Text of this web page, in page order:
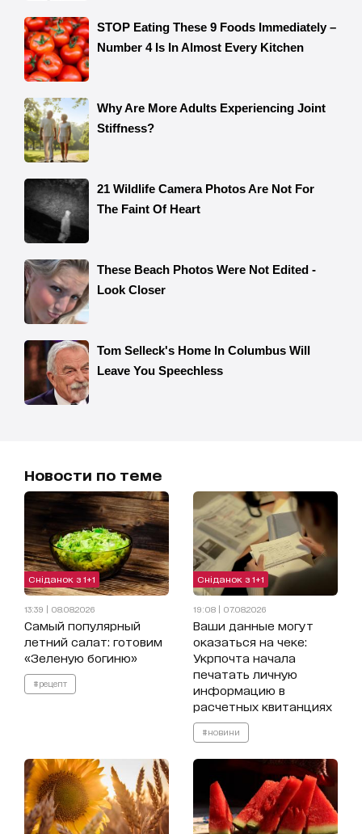
Новости по теме
Сніданок з 1+1
13:39 | 08.08.2026
Самый популярный
летний салат: готовим
«Зеленую богиню»
#рецепт
Сніданок з 1+1
19:08 | 07.08.2026
Ваши данные могут
оказаться на чеке:
Укрпочта начала
печатать личную
информацию в
расчетных квитанциях
#новини